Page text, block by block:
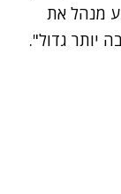
מנהל את
יותר גדול".